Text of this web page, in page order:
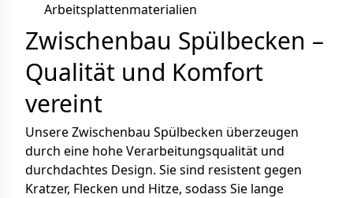
Arbeitsplattenmaterialien
Zwischenbau Spülbecken –
Qualität und Komfort
vereint
Unsere Zwischenbau Spülbecken überzeugen
durch eine hohe Verarbeitungsqualität und
durchdachtes Design. Sie sind resistent gegen
Kratzer, Flecken und Hitze, sodass Sie lange